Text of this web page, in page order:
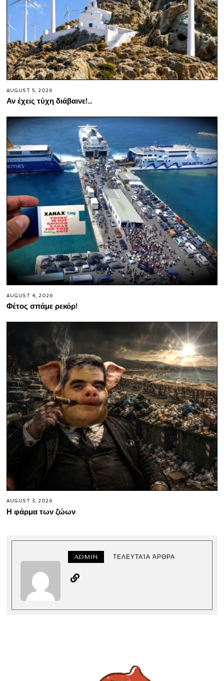
AUGUST 5, 2026
Αν έχεις τύχη διάβαινε!…
AUGUST 4, 2026
Φέτος σπάμε ρεκόρ!
AUGUST 3, 2026
Η φάρμα των ζώων
ADMIN ΤΕΛΕΥΤΑΊΑ ΆΡΘΡΑ